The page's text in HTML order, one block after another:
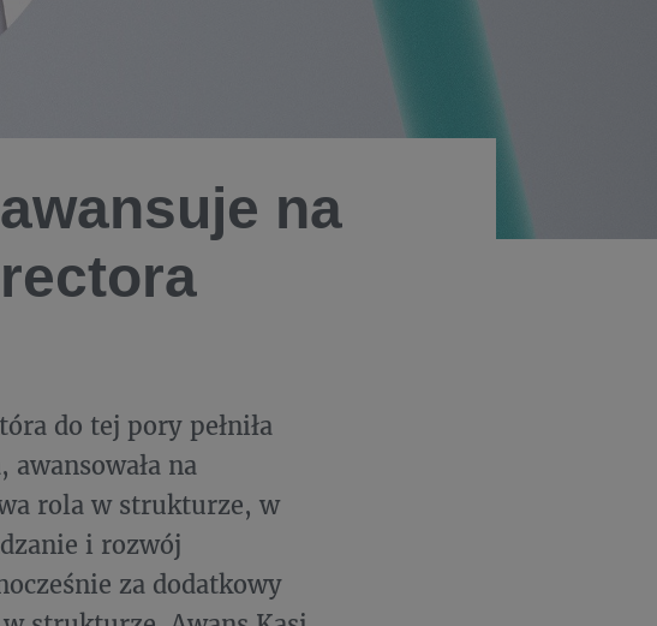
na
do tej pory pełniła
na
rola w strukturze, w
i rozwój
za dodatkowy